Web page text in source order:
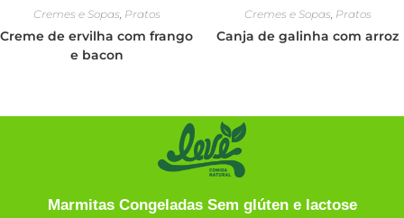
Cremes e Sopas, Pratos
Creme de ervilha com frango
e bacon
Cremes e Sopas, Pratos
Canja de galinha com arroz
Marmitas Congeladas Sem glúten e lactose